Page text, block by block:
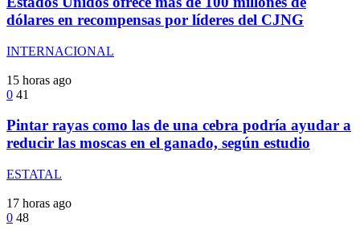
dólares en recompensas por líderes del CJNG
INTERNACIONAL
15 horas ago
0 41
Pintar rayas como las de una cebra podría ayudar a
reducir las moscas en el ganado, según estudio
ESTATAL
17 horas ago
0 48